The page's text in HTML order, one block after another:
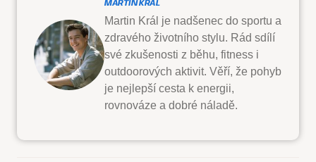
MARTIN KRÁL
Martin Král je nadšenec do sportu a
zdravého životního stylu. Rád sdílí
své zkušenosti z běhu, fitness i
outdoorových aktivit. Věří, že pohyb
je nejlepší cesta k energii,
rovnováze a dobré náladě.